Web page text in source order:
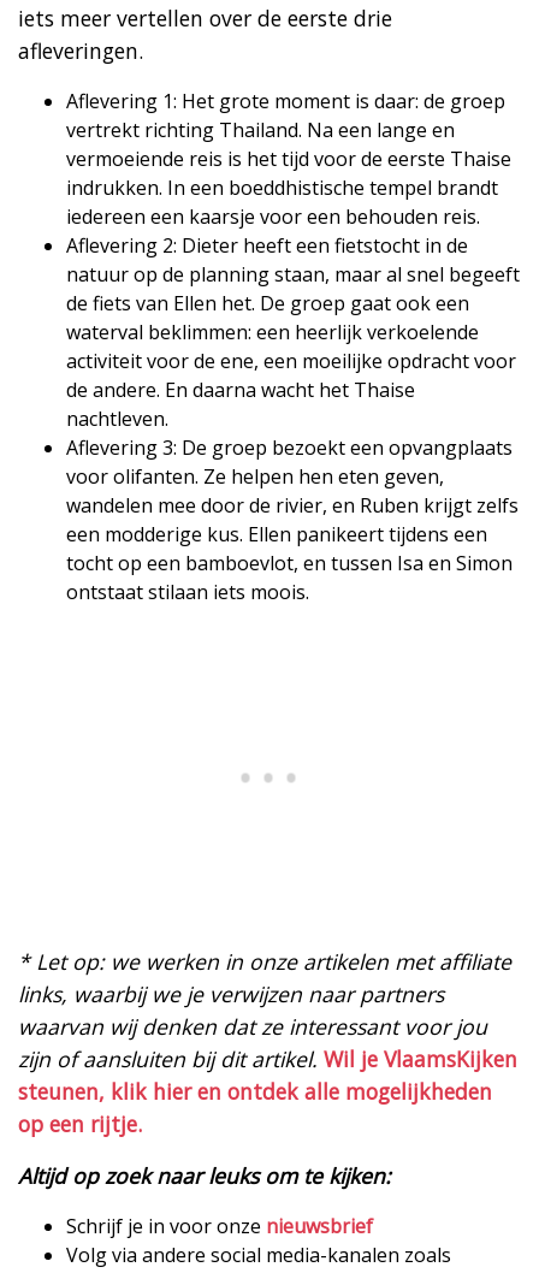
iets meer vertellen over de eerste drie
afleveringen.
Aflevering 1: Het grote moment is daar: de groep
vertrekt richting Thailand. Na een lange en
vermoeiende reis is het tijd voor de eerste Thaise
indrukken. In een boeddhistische tempel brandt
iedereen een kaarsje voor een behouden reis.
Aflevering 2: Dieter heeft een fietstocht in de
natuur op de planning staan, maar al snel begeeft
de fiets van Ellen het. De groep gaat ook een
waterval beklimmen: een heerlijk verkoelende
activiteit voor de ene, een moeilijke opdracht voor
de andere. En daarna wacht het Thaise
nachtleven.
Aflevering 3: De groep bezoekt een opvangplaats
voor olifanten. Ze helpen hen eten geven,
wandelen mee door de rivier, en Ruben krijgt zelfs
een modderige kus. Ellen panikeert tijdens een
tocht op een bamboevlot, en tussen Isa en Simon
ontstaat stilaan iets moois.
* Let op: we werken in onze artikelen met affiliate
links, waarbij we je verwijzen naar partners
waarvan wij denken dat ze interessant voor jou
zijn of aansluiten bij dit artikel. Wil je VlaamsKijken
steunen, klik hier en ontdek alle mogelijkheden
op een rijtje.
Altijd op zoek naar leuks om te kijken:
Schrijf je in voor onze nieuwsbrief
Volg via andere social media-kanalen zoals